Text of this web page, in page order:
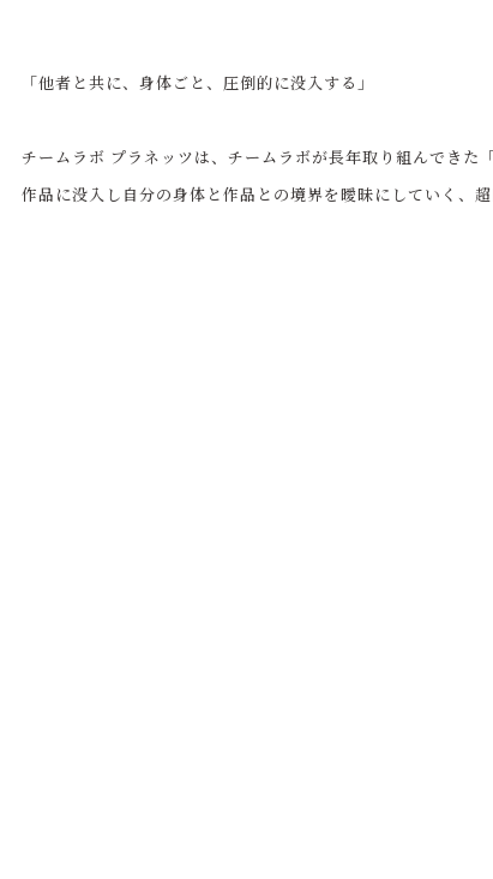
「他者と共に、身体ごと、圧倒的に没入する」
チームラボ プラネッツは、チームラボが長年取り組んでき
作品に没入し自分の身体と作品との境界を曖昧にしていく、